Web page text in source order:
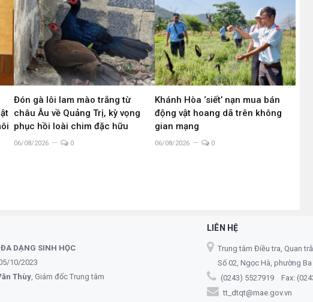
Đón gà lôi lam mào trắng từ
châu Âu về Quảng Trị, kỳ vọng
phục hồi loài chim đặc hữu
06/08/2026 0
Khánh Hòa ‘siết’ nạn mua bán
động vật hoang dã trên không
gian mạng
06/08/2026 0
DẠNG SINH HỌC
10/2023
Thùy, Giám đốc Trung tâm
LIÊN HỆ
Trung tâm Điều tra, Quan
Số 02, Ngọc Hà, phường Ba
(0243) 5527919 Fax:
tt_dtqt@mae.gov.vn